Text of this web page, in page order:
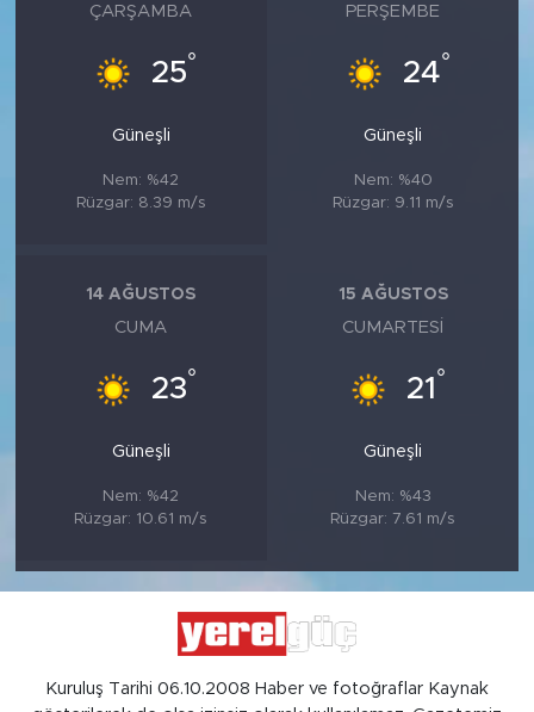
ÇARŞAMBA
25°
Güneşli
Nem: %42
Rüzgar: 8.39 m/s
PERŞEMBE
24°
Güneşli
Nem: %40
Rüzgar: 9.11 m/s
14 AĞUSTOS
CUMA
23°
Güneşli
Nem: %42
Rüzgar: 10.61 m/s
15 AĞUSTOS
CUMARTESI
21 °
Güneşli
Nem: %43
Rüzgar: 7.61 m/s
Kuruluş Tarihi 06.10.2008 Haber ve fotoğraflar Kaynak